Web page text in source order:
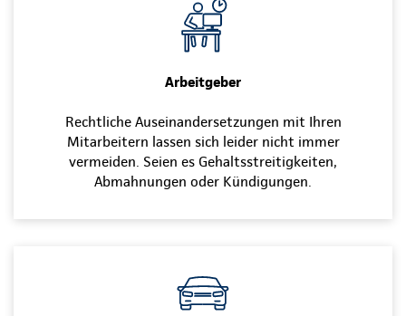
Arbeitgeber
Rechtliche Auseinandersetzungen mit Ihren
Mitarbeitern lassen sich leider nicht immer
vermeiden. Seien es Gehaltsstreitigkeiten,
Abmahnungen oder Kündigungen.